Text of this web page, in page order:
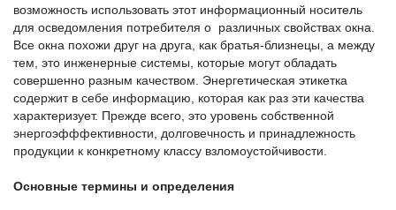
возможность использовать этот информационный носитель
для осведомления потребителя о различных свойствах окна.
Все окна похожи друг на друга, как братья-близнецы, а между
тем, это инженерные системы, которые могут обладать
совершенно разным качеством. Энергетическая этикетка
содержит в себе информацию, которая как раз эти качества
характеризует. Прежде всего, это уровень собственной
энергоэфффективности, долговечность и принадлежность
продукции к конкретному классу взломоустойчивости.
Основные термины и определения